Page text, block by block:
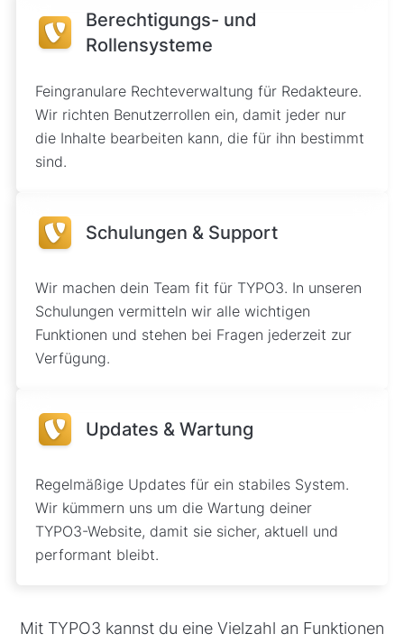
Berechtigungs- und
Rollensysteme
Feingranulare Rechteverwaltung für Redakteure.
Wir richten Benutzerrollen ein, damit jeder nur
die Inhalte bearbeiten kann, die für ihn bestimmt
sind.
Schulungen & Support
Wir machen dein Team fit für TYPO3. In unseren
Schulungen vermitteln wir alle wichtigen
Funktionen und stehen bei Fragen jederzeit zur
Verfügung.
Updates & Wartung
Regelmäßige Updates für ein stabiles System.
Wir kümmern uns um die Wartung deiner
TYPO3-Website, damit sie sicher, aktuell und
performant bleibt.
Mit TYPO3 kannst du eine Vielzahl an Funktionen